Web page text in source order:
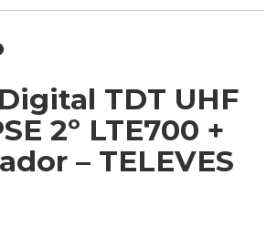
TDT UHF
2º LTE700 +
– TELEVES